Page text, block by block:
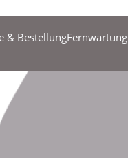
& BestellungFernwartung